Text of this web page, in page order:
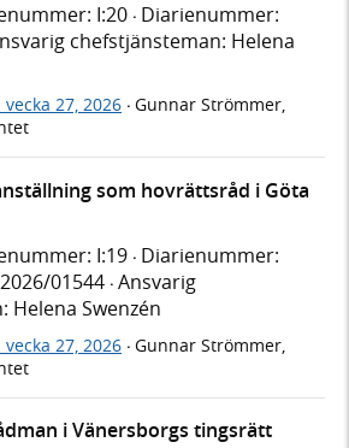
I:20 · Diarienummer:
chefstjänsteman: Helena
27, 2026 · Gunnar Strömmer,
som hovrättsråd i Göta
I:19 · Diarienummer:
01544 · Ansvarig
Helena Swenzén
27, 2026 · Gunnar Strömmer,
i Vänersborgs tingsrätt